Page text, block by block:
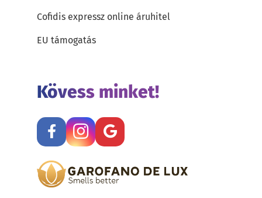
Cofidis expressz online áruhitel
EU támogatás
Kövess minket!